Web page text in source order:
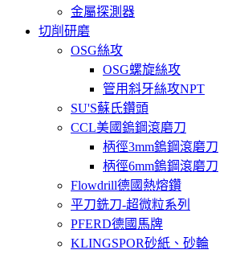
金屬探測器
切削研磨
OSG絲攻
OSG螺旋絲攻
管用斜牙絲攻NPT
SU'S蘇氏鑽頭
CCL美國鎢鋼滾磨刀
柄徑3mm鎢鋼滾磨刀
柄徑6mm鎢鋼滾磨刀
Flowdrill德國熱熔鑽
平刀銑刀-超微粒系列
PFERD德國馬牌
KLINGSPOR砂紙、砂輪